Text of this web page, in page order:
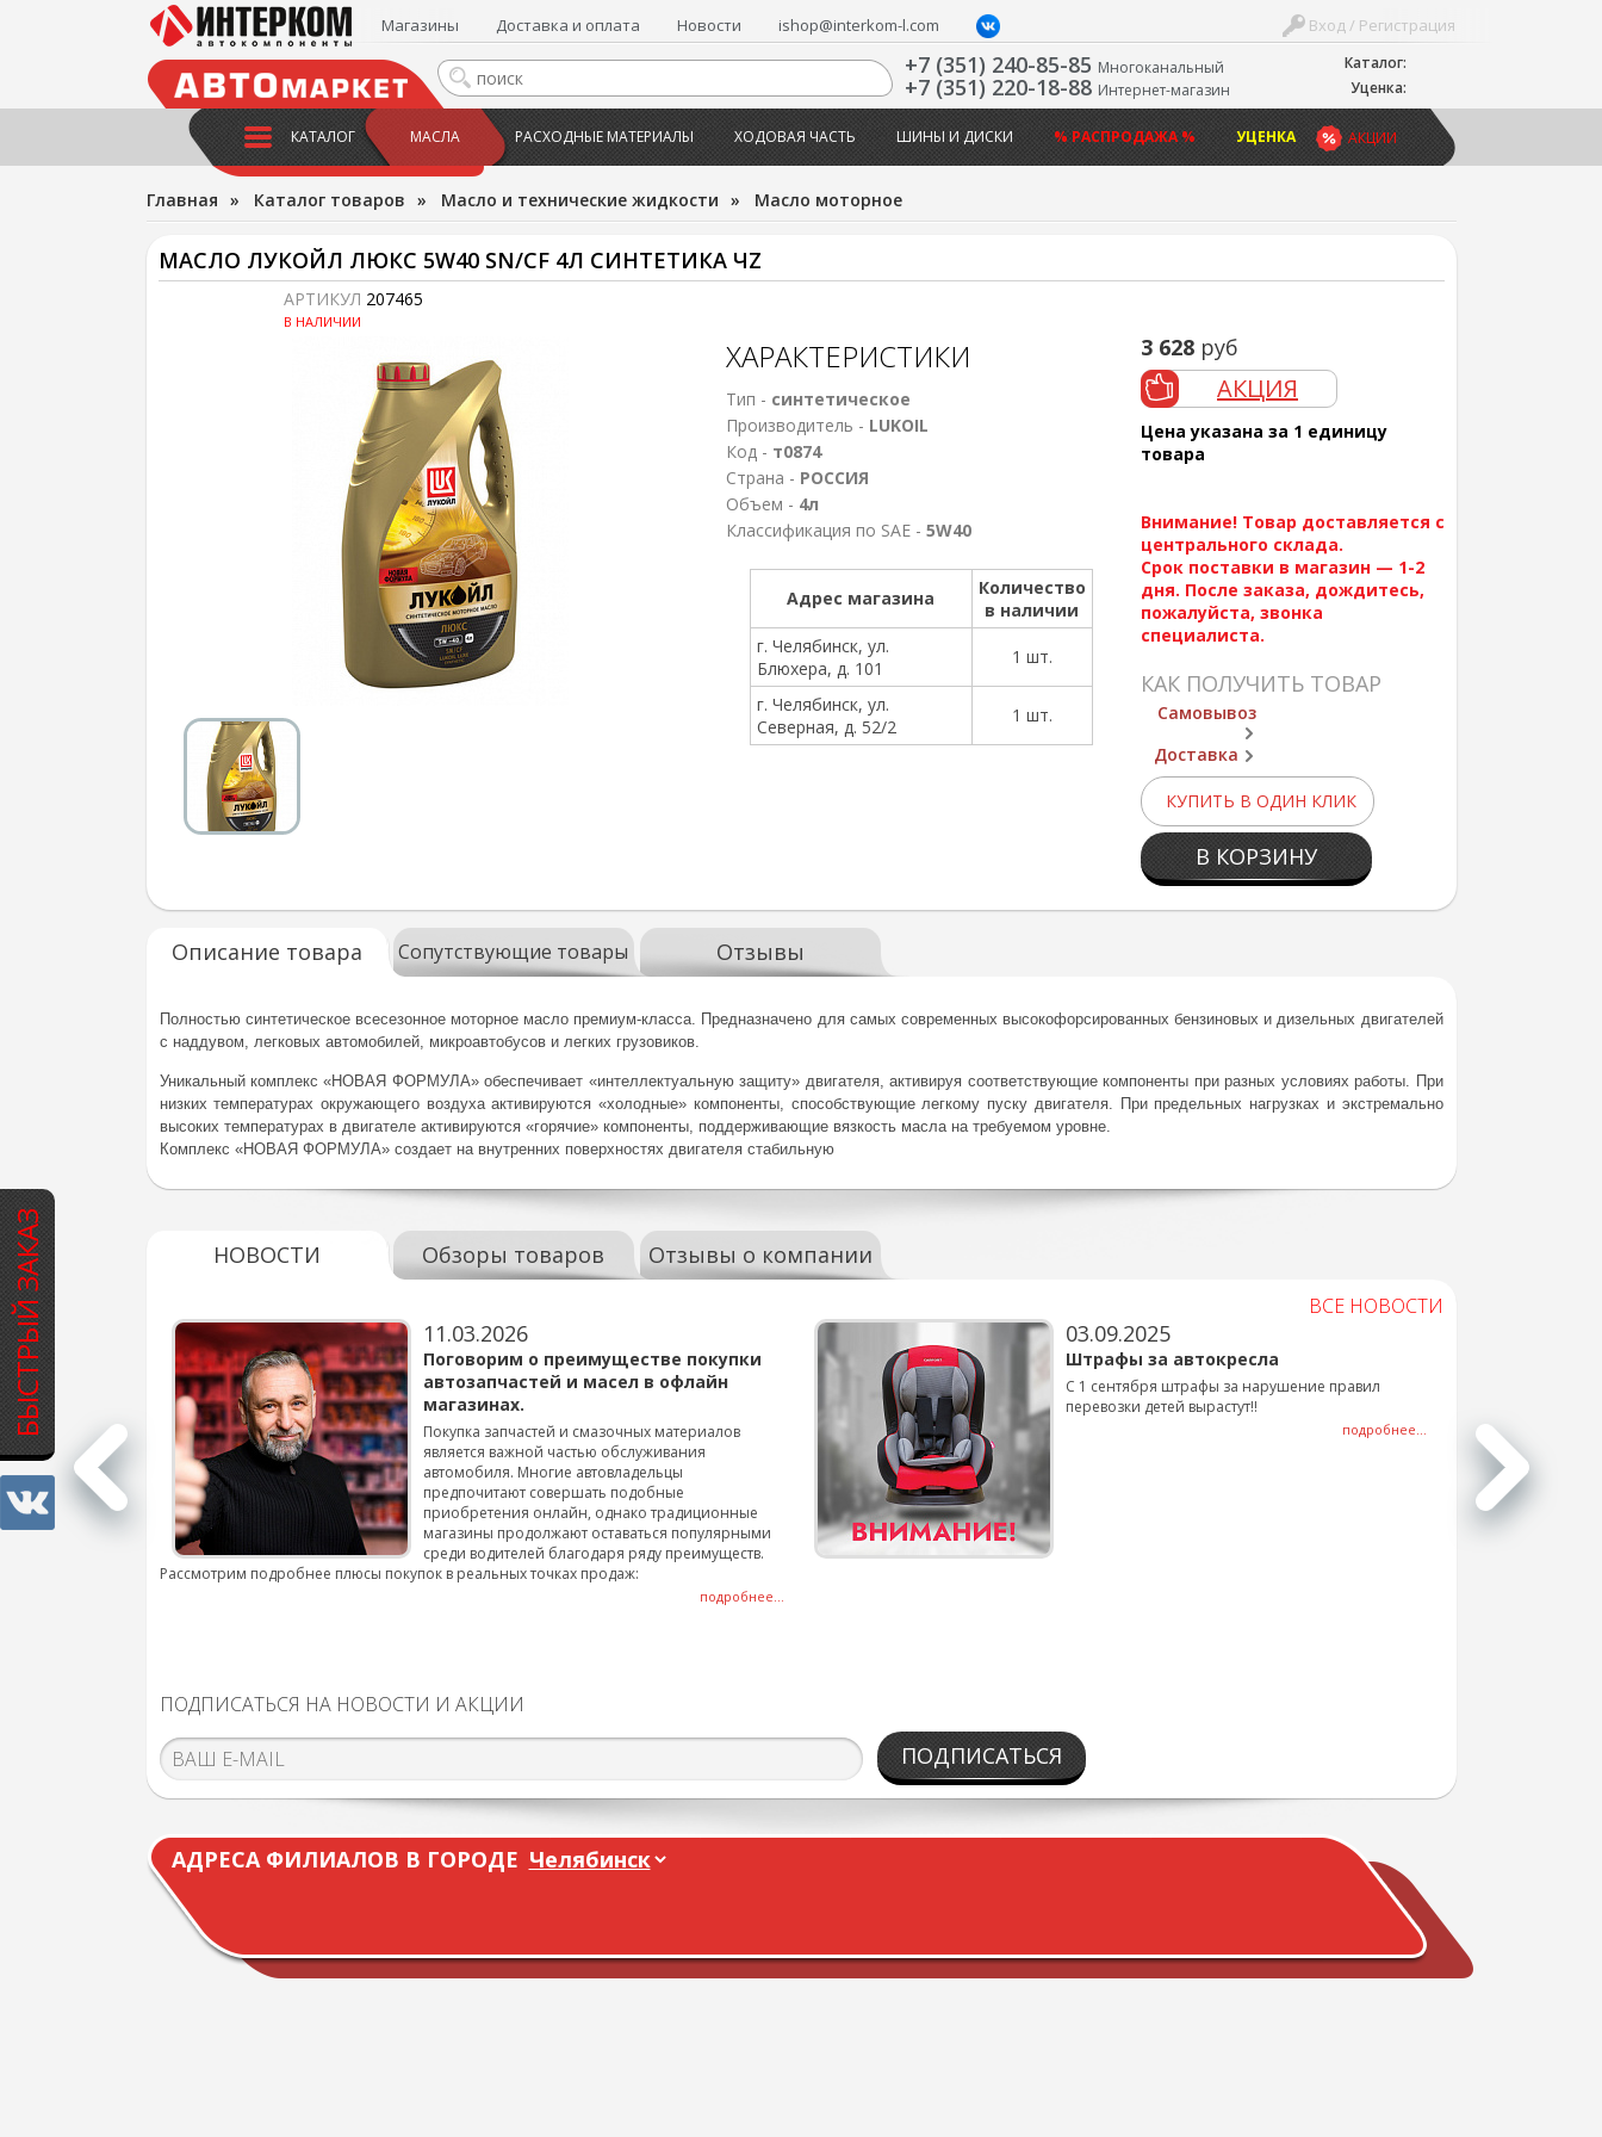
БЫСТРЫЙ ЗАКАЗ
Каталог:
Уценка:
Вход / Регистрация
Магазины Доставка и оплата Новости ishop@interkom-l.com
+7 (351) 240-85-85 Многоканальный
+7 (351) 220-18-88 Интернет-магазин
АКЦИИ
КАТАЛОГ МАСЛА РАСХОДНЫЕ МАТЕРИАЛЫ ХОДОВАЯ ЧАСТЬ ШИНЫ И ДИСКИ % РАСПРОДАЖА % УЦЕНКА
Главная » Каталог товаров » Масло и технические жидкости » Масло моторное
МАСЛО ЛУКОЙЛ ЛЮКС 5W40 SN/CF 4Л СИНТЕТИКА ЧZ
АРТИКУЛ 207465
В НАЛИЧИИ
3 628 руб
АКЦИЯ
Цена указана за 1 единицу
товара
Внимание! Товар доставляется с
центрального склада.
Срок поставки в магазин — 1-2
дня. После заказа, дождитесь,
пожалуйста, звонка
специалиста.
КАК ПОЛУЧИТЬ ТОВАР
Самовывоз
Доставка
КУПИТЬ В ОДИН КЛИК
В КОРЗИНУ
ХАРАКТЕРИСТИКИ
Тип - синтетическое
Производитель - LUKOIL
Код - т0874
Страна - РОССИЯ
Объем - 4л
Классификация по SAE - 5W40
Адрес магазина
Количество
в наличии
г. Челябинск, ул.
Блюхера, д. 101
1 шт.
г. Челябинск, ул.
Северная, д. 52/2
1 шт.
Описание товара Сопутствующие товары Отзывы
Полностью синтетическое всесезонное моторное масло премиум-класса. Предназначено для самых современных высокофорсированных бензиновых и дизельных двигателей
с наддувом, легковых автомобилей, микроавтобусов и легких грузовиков.
Уникальный комплекс «НОВАЯ ФОРМУЛА» обеспечивает «интеллектуальную защиту» двигателя, активируя соответствующие компоненты при разных условиях работы. При
низких температурах окружающего воздуха активируются «холодные» компоненты, способствующие легкому пуску двигателя. При предельных нагрузках и экстремально
высоких температурах в двигателе активируются «горячие» компоненты, поддерживающие вязкость масла на требуемом уровне.
Комплекс «НОВАЯ ФОРМУЛА» создает на внутренних поверхностях двигателя стабильную
НОВОСТИ Обзоры товаров Отзывы о компании
ВСЕ НОВОСТИ
для
смены шин на
подробнее...
11.03.2026
Поговорим о преимуществе покупки
автозапчастей и масел в офлайн
магазинах.
Покупка запчастей и смазочных материалов
является важной частью обслуживания
автомобиля. Многие автовладельцы
предпочитают совершать подобные
приобретения онлайн, однако традиционные
магазины продолжают оставаться популярными
среди водителей благодаря ряду преимуществ.
Рассмотрим подробнее плюсы покупок в реальных точках продаж:
подробнее...
03.09.2025
Штрафы за автокресла
С 1 сентября штрафы за нарушение правил
перевозки детей вырастут!!
подробнее...
ПОДПИСАТЬСЯ НА НОВОСТИ И АКЦИИ
ПОДПИСАТЬСЯ
АДРЕСА ФИЛИАЛОВ В ГОРОДЕ